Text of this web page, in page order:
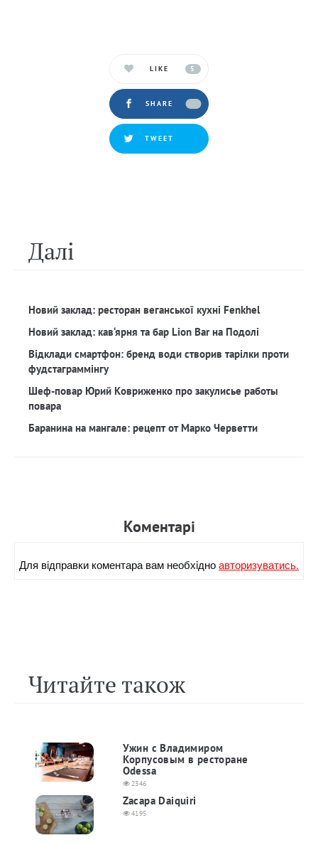
LIKE 5
SHARE
TWEET
Далi
Новий заклад: ресторан веганської кухні Fenkhel
Новий заклад: кав‘ярня та бар Lion Bar на Подолі
Відклади смартфон: бренд води створив тарілки проти
фудстаграммінгу
Шеф-повар Юрий Ковриженко про закулисье работы
повара
Баранина на мангале: рецепт от Марко Черветти
Коментарi
Для вiдправки коментара вам необхiдноавторизуватись.
Читайте також
Ужин с Владимиром
Корпусовым в ресторане
Odessa
2346
Zacapa Daiquiri
4195